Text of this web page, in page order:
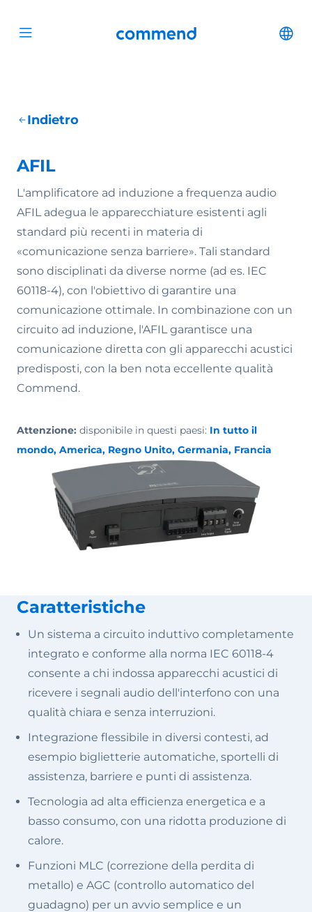
Open menu Commend
Indietro
AFIL
L'amplificatore ad induzione a frequenza audio
AFIL adegua le apparecchiature esistenti agli
standard più recenti in materia di
«comunicazione senza barriere». Tali standard
sono disciplinati da diverse norme (ad es. IEC
60118-4), con l'obiettivo di garantire una
comunicazione ottimale. In combinazione con un
circuito ad induzione, l'AFIL garantisce una
comunicazione diretta con gli apparecchi acustici
predisposti, con la ben nota eccellente qualità
Commend.
Attenzione: disponibile in questi paesi: In tutto il
mondo, America, Regno Unito, Germania, Francia
Caratteristiche
Un sistema a circuito induttivo completamente
integrato e conforme alla norma IEC 60118-4
consente a chi indossa apparecchi acustici di
ricevere i segnali audio dell'interfono con una
qualità chiara e senza interruzioni.
Integrazione flessibile in diversi contesti, ad
esempio biglietterie automatiche, sportelli di
assistenza, barriere e punti di assistenza.
Tecnologia ad alta efficienza energetica e a
basso consumo, con una ridotta produzione di
calore.
Funzioni MLC (correzione della perdita di
metallo) e AGC (controllo automatico del
guadagno) per un avvio semplice e un